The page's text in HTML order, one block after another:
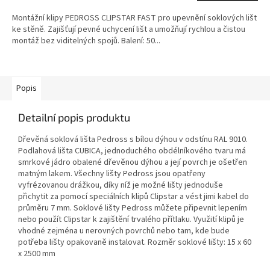
Montážní klipy PEDROSS CLIPSTAR FAST pro upevnění soklových lišt
ke stěně. Zajišťují pevné uchycení lišt a umožňují rychlou a čistou
montáž bez viditelných spojů. Balení: 50...
Popis
Detailní popis produktu
Dřevěná soklová lišta Pedross s bílou dýhou v odstínu RAL 9010.
Podlahová lišta CUBICA, jednoduchého obdélníkového tvaru má
smrkové jádro obalené dřevěnou dýhou a její povrch je ošetřen
matným lakem. Všechny lišty Pedross jsou opatřeny
vyfrézovanou drážkou, díky níž je možné lišty jednoduše
přichytit za pomocí speciálních klipů Clipstar a vést jimi kabel do
průměru 7 mm. Soklové lišty Pedross můžete připevnit lepením
nebo použít Clipstar k zajištění trvalého přítlaku. Využití klipů je
vhodné zejména u nerovných povrchů nebo tam, kde bude
potřeba lišty opakovaně instalovat. Rozměr soklové lišty: 15 x 60
x 2500 mm